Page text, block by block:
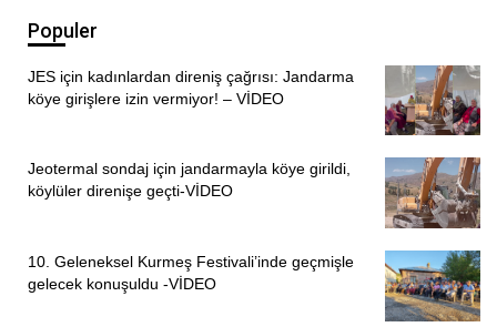
Populer
JES için kadınlardan direniş çağrısı: Jandarma
köye girişlere izin vermiyor! – VİDEO
Jeotermal sondaj için jandarmayla köye girildi,
köylüler direnişe geçti-VİDEO
10. Geleneksel Kurmeş Festivali’inde geçmişle
gelecek konuşuldu -VİDEO